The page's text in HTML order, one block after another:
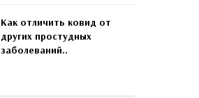
Как отличить ковид от
других простудных
заболеваний..